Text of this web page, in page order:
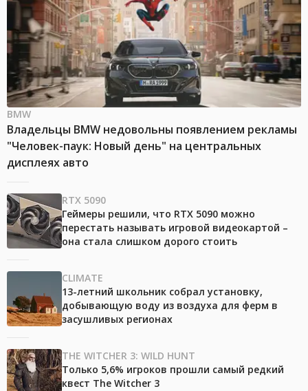
BMW
Владельцы BMW недовольны появлением рекламы
"Человек-паук: Новый день" на центральных
дисплеях авто
RTX 5090
Геймеры решили, что RTX 5090 можно
перестать называть игровой видеокартой –
она стала слишком дорого стоить
CLIMATE
13-летний школьник собрал установку,
добывающую воду из воздуха для ферм в
засушливых регионах
THE WITCHER 3: WILD HUNT
Только 5,6% игроков прошли самый редкий
квест The Witcher 3